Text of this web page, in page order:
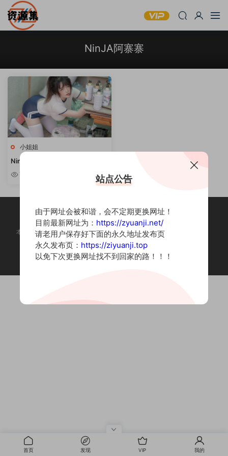
NinJA阿寨寨
小姐姐
NinJA阿寨寨 – 性感写真套图 [持
续更新]
7.47w
本站为摄影写真图片网站，内容来自网络收集整理，仅作个人学习使用。
如有违法内容请联系删除
Copyright © 2022 资源集
首页 发现 VIP 我的
站点公告
由于网址会被和谐，会不定期更换网址！
目前最新网址为： https://zyuanji.net/
请老用户保存好下面的永久地址发布页
永久发布页： https://ziyuanji.top
以免下次更换网址找不到回家的路！！！